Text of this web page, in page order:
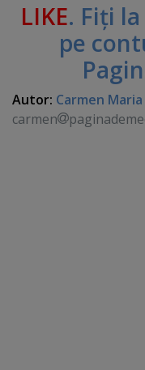
LIKE. Fiţi
pe
Autor: Carmen
carmen